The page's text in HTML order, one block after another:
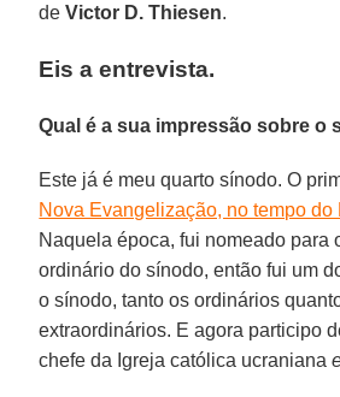
deVictor D. Thiesen.
Eis a entrevista.
Qual é a sua impressão sobre o
Este já é meu quarto sínodo. O
Nova Evangelização, no tempo do
Naquela época, fui nomeado para
ordinário do sínodo, então fui um
o sínodo, tanto os ordinários
extraordinários. E agora participo
chefe da Igreja católica ucraniana